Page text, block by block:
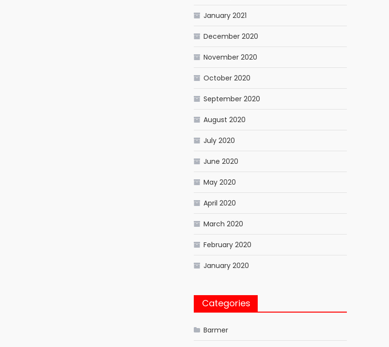
January 2021
December 2020
November 2020
October 2020
September 2020
August 2020
July 2020
June 2020
May 2020
April 2020
March 2020
February 2020
January 2020
Categories
Barmer